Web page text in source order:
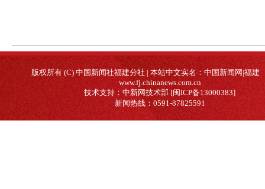
版权所有 (C) 中国新闻社福建分社 | 本站中文实名：中国新闻网|福建
www.fj.chinanews.com.cn
技术支持：中新网技术部 [闽ICP备13000383]
新闻热线：0591-87825591